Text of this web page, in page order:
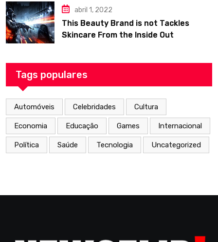
abril 1, 2022
This Beauty Brand is not Tackles
Skincare From the Inside Out
Tags populares
Automóveis Celebridades Cultura
Economia Educação Games Internacional
Política Saúde Tecnologia Uncategorized